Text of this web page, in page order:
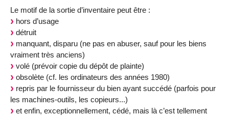
Le motif de la sortie d’inventaire peut être :
hors d’usage
détruit
manquant, disparu (ne pas en abuser, sauf pour les biens
vraiment très anciens)
volé (prévoir copie du dépôt de plainte)
obsolète (cf. les ordinateurs des années 1980)
repris par le fournisseur du bien ayant succédé (parfois pour
les machines-outils, les copieurs...)
et enfin, exceptionnellement, cédé, mais là c’est tellement